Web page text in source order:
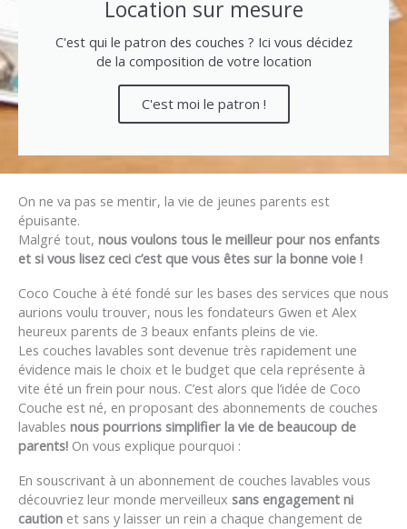
Location sur mesure
C'est qui le patron des couches ? Ici vous décidez
de la composition de votre location
C'est moi le patron !
On ne va pas se mentir, la vie de jeunes parents est
épuisante.
Malgré tout, nous voulons tous le meilleur pour nos enfants
et si vous lisez ceci c’est que vous êtes sur la bonne voie !
Coco Couche à été fondé sur les bases des services que nous
aurions voulu trouver, nous les fondateurs Gwen et Alex
heureux parents de 3 beaux enfants pleins de vie.
Les couches lavables sont devenue très rapidement une
évidence mais le choix et le budget que cela représente à
vite été un frein pour nous. C’est alors que l’idée de Coco
Couche est né, en proposant des abonnements de couches
lavables nous pourrions simplifier la vie de beaucoup de
parents! On vous explique pourquoi :
En souscrivant à un abonnement de couches lavables vous
découvriez leur monde merveilleux sans engagement ni
caution et sans y laisser un rein a chaque changement de